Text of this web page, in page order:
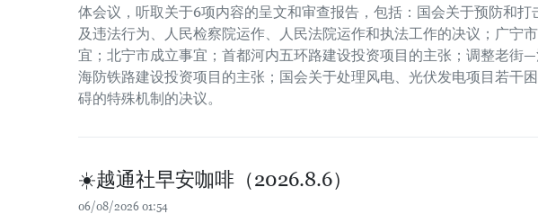
体会议，听取关于6项内容的呈文和审查报告，包括：国会关于预防和打
及违法行为、人民检察院运作、人民法院运作和执法工作的决议；广宁
宜；北宁市成立事宜；首都河内五环路建设投资项目的主张；调整老街
海防铁路建设投资项目的主张；国会关于处理风电、光伏发电项目若干
碍的特殊机制的决议。
☀️越通社早安咖啡（2026.8.6）
06/08/2026 01:54